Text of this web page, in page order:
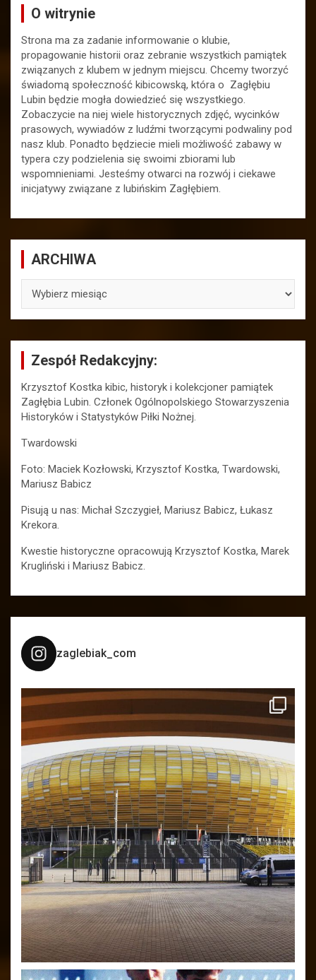
O witrynie
Strona ma za zadanie informowanie o klubie,
propagowanie historii oraz zebranie wszystkich pamiątek
związanych z klubem w jednym miejscu. Chcemy tworzyć
świadomą społeczność kibicowską, która o Zagłębiu
Lubin będzie mogła dowiedzieć się wszystkiego.
Zobaczycie na niej wiele historycznych zdjęć, wycinków
prasowych, wywiadów z ludźmi tworzącymi podwaliny pod
nasz klub. Ponadto będziecie mieli możliwość zabawy w
typera czy podzielenia się swoimi zbiorami lub
wspomnieniami. Jesteśmy otwarci na rozwój i ciekawe
inicjatywy związane z lubińskim Zagłębiem.
ARCHIWA
Zespół Redakcyjny:
Krzysztof Kostka kibic, historyk i kolekcjoner pamiątek
Zagłębia Lubin. Członek Ogólnopolskiego Stowarzyszenia
Historyków i Statystyków Piłki Nożnej.
Twardowski
Foto: Maciek Kozłowski, Krzysztof Kostka, Twardowski,
Mariusz Babicz
Pisują u nas: Michał Szczygieł, Mariusz Babicz, Łukasz
Krekora.
Kwestie historyczne opracowują Krzysztof Kostka, Marek
Krugliński i Mariusz Babicz.
zaglebiak_com